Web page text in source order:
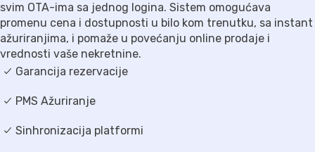
svim OTA-ima sa jednog logina. Sistem omogućava
promenu cena i dostupnosti u bilo kom trenutku, sa instant
ažuriranjima, i pomaže u povećanju online prodaje i
vrednosti vaše nekretnine.
Garancija rezervacije
PMS Ažuriranje
Sinhronizacija platformi